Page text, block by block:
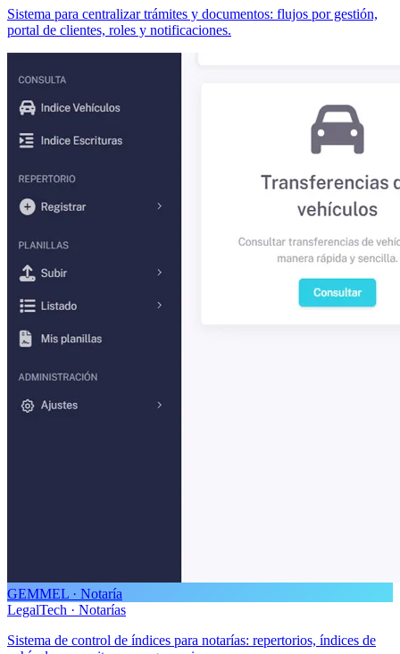
Sistema para centralizar trámites y documentos: flujos por gestión,
portal de clientes, roles y notificaciones.
GEMMEL · Notaría
LegalTech · Notarías
Sistema de control de índices para notarías: repertorios, índices de